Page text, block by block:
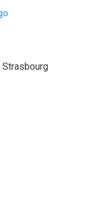
Strasbourg